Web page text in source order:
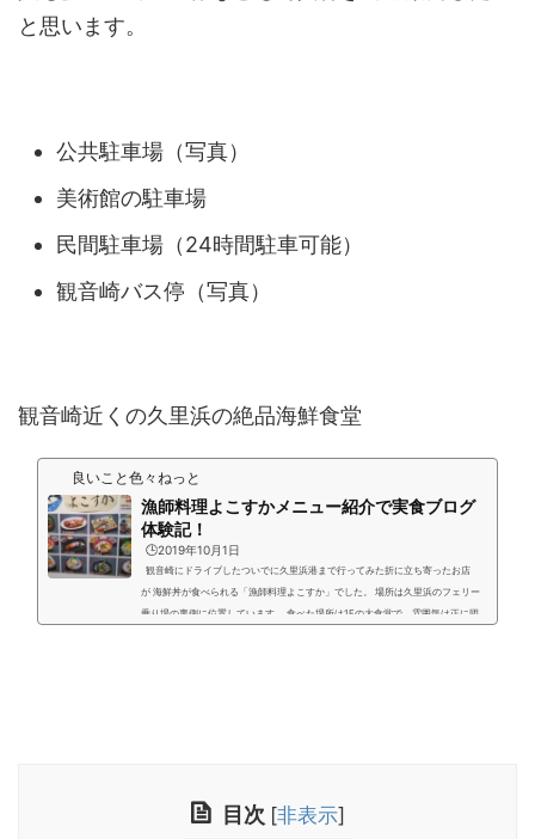
と思います。
公共駐車場（写真）
美術館の駐車場
民間駐車場（24時間駐車可能）
観音崎バス停（写真）
観音崎近くの久里浜の絶品海鮮食堂
良いこと色々ねっと
漁師料理よこすかメニュー紹介で実食ブログ
体験記！
🕒️2019年10月1日
観音崎にドライブしたついでに久里浜港まで行ってみた折に立ち寄ったお店
が 海鮮丼が食べられる「漁師料理よこすか」でした。 場所は久里浜のフェリー
乗り場の裏側に位置しています。 食べた場所は1Fの大食堂で、雰囲気は正に団
目次 [非表示]